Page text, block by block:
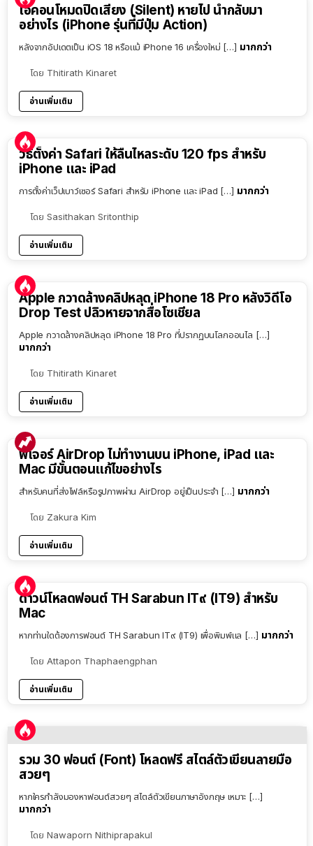
ไอคอนโหมดปิดเสียง (Silent) หายไป นำกลับมา
อย่างไร (iPhone รุ่นที่มีปุ่ม Action)
หลังจากอัปเดตเป็น iOS 18 หรือแม้ iPhone 16 เครื่องใหม่ […] มากกว่า
โดย Thitirath Kinaret
อ่านเพิ่มเติม
วิธีตั้งค่า Safari ให้ลื่นไหลระดับ 120 fps สำหรับ
iPhone และ iPad
การตั้งค่าเว็ปเบาว์เซอร์ Safari สำหรับ iPhone และ iPad […] มากกว่า
โดย Sasithakan Sritonthip
อ่านเพิ่มเติม
Apple กวาดล้างคลิปหลุด iPhone 18 Pro หลังวิดีโอ
Drop Test ปลิวหายจากสื่อโซเชียล
Apple กวาดล้างคลิปหลุด iPhone 18 Pro ที่ปรากฏบนโลกออนไล […]
มากกว่า
โดย Thitirath Kinaret
อ่านเพิ่มเติม
ฟีเจอร์ AirDrop ไม่ทำงานบน iPhone, iPad และ
Mac มีขั้นตอนแก้ไขอย่างไร
สำหรับคนที่ส่งไฟล์หรือรูปภาพผ่าน AirDrop อยู่เป็นประจำ […] มากกว่า
โดย Zakura Kim
อ่านเพิ่มเติม
ดาวน์โหลดฟอนต์ TH Sarabun IT๙ (IT9) สำหรับ
Mac
หากท่านใดต้องการฟอนต์ TH Sarabun IT๙ (IT9) เพื่อพิมพ์แล […] มากกว่า
โดย Attapon Thaphaengphan
อ่านเพิ่มเติม
รวม 30 ฟอนต์ (Font) โหลดฟรี สไตล์ตัวเขียนลายมือ
สวยๆ
หากใครกำลังมองหาฟอนต์สวยๆ สไตล์ตัวเขียนภาษาอังกฤษ เหมาะ […]
มากกว่า
โดย Nawaporn Nithiprapakul